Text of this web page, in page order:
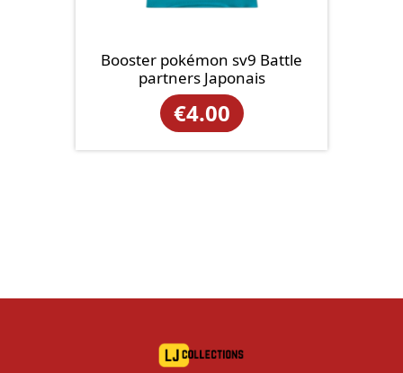
Booster pokémon sv9 Battle
partners Japonais
€4.00